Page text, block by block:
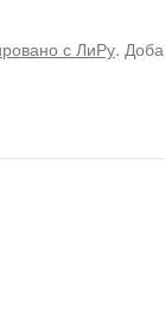
с ЛиРу.